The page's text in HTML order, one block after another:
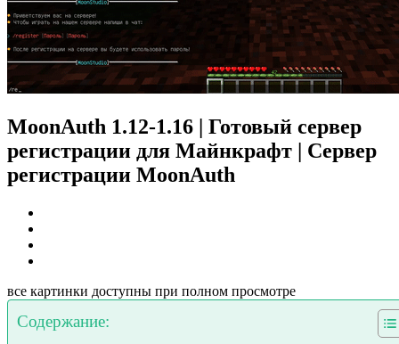
MoonAuth 1.12-1.16 | Готовый сервер
регистрации для Майнкрафт | Сервер
регистрации MoonAuth
все картинки доступны при полном просмотре
Содержание: